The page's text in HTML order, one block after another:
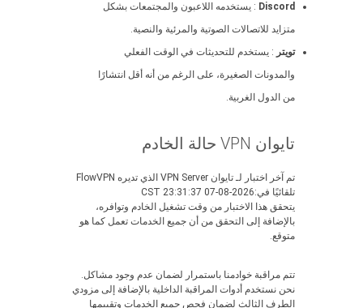
Discord : يستخدمه اللاعبون والمجتمعات بشكل
متزايد للاتصالات الصوتية والمرئية والنصية.
تويتر : يستخدم للتحديثات في الوقت الفعلي
والمدونات الصغيرة، على الرغم من أنه أقل انتشارًا
من الدول الغربية.
تايوان VPN حالة الخادم
تم آخر اختبار لـ تايوان VPN Server الذي تديره FlowVPN
تلقائيًا في:2026-08-07 23:31:37 CST
يتحقق هذا الاختبار من وقت تشغيل الخادم وتوافره،
بالإضافة إلى التحقق من أن جميع الخدمات تعمل كما هو
متوقع.
تتم مراقبة خوادمنا باستمرار لضمان عدم وجود مشاكل.
نحن نستخدم أدوات المراقبة الداخلية بالإضافة إلى مزودي
الطرف الثالث لضمان فحص جميع الخدمات وتقييمها